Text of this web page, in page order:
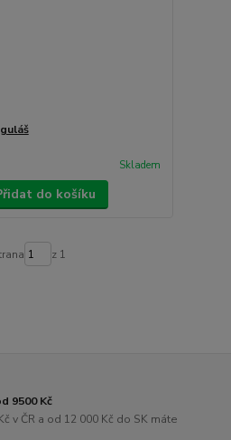
Skladem
do košíku
z 1
9500 Kč
v ČR a od 12 000 Kč do SK máte